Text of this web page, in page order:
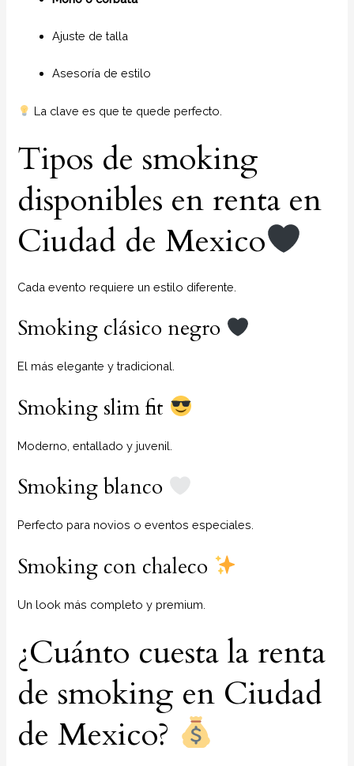
Ajuste de talla
Asesoría de estilo
La clave es que te quede perfecto.
Tipos de smoking
disponibles en renta en
Ciudad de Mexico
Cada evento requiere un estilo diferente.
Smoking clásico negro
El más elegante y tradicional.
Smoking slim fit
Moderno, entallado y juvenil.
Smoking blanco
Perfecto para novios o eventos especiales.
Smoking con chaleco
Un look más completo y premium.
¿Cuánto cuesta la renta
de smoking en Ciudad
de Mexico?